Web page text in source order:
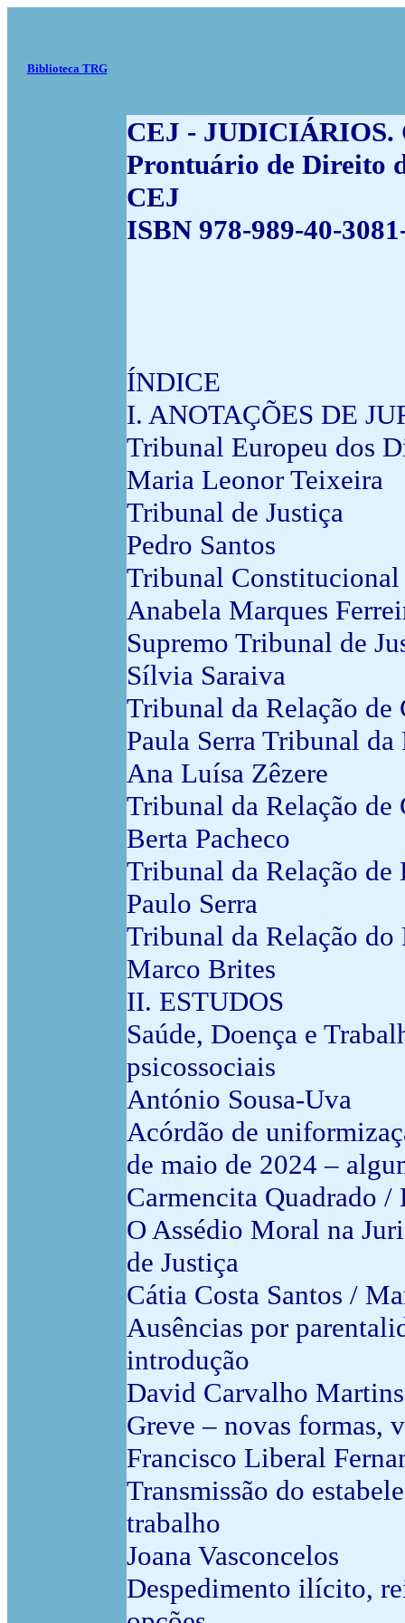
Biblioteca TRG
CEJ - JUDICIÁRIOS.
Prontuário de Direito
CEJ
ISBN 978-989-40-
ÍNDICE
I. ANOTAÇÕES DE
Tribunal Europeu dos
Maria Leonor Teixeira
Tribunal de Justiça
Pedro Santos
Tribunal Constitucional
Anabela Marques
Supremo Tribunal de
Sílvia Saraiva
Tribunal da Relação de
Paula Serra Tribunal
Ana Luísa Zêzere
Tribunal da Relação de
Berta Pacheco
Tribunal da Relação de
Paulo Serra
Tribunal da Relação do
Marco Brites
II. ESTUDOS
Saúde, Doença e
psicossociais
António Sousa-Uva
Acórdão de
de maio de 2024 –
Carmencita Quadrado
O Assédio Moral na
de Justiça
Cátia Costa Santos /
Ausências por
introdução
David Carvalho
Greve – novas formas,
Francisco Liberal
Transmissão do
trabalho
Joana Vasconcelos
Despedimento ilícito,